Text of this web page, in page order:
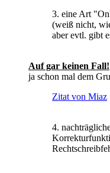
3. eine Art
(weiß nicht,
aber evtl. gibt
Auf gar keinen Fall!
ja schon mal dem
Zitat von Miaz
4.